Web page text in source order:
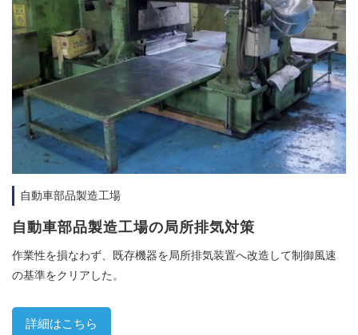
自動車部品製造工場
自動車部品製造工場の局所排気対策
作業性を損なわず、既存機器を局所排気装置へ改造して制御風速
の基準をクリアした。
詳細はこちら